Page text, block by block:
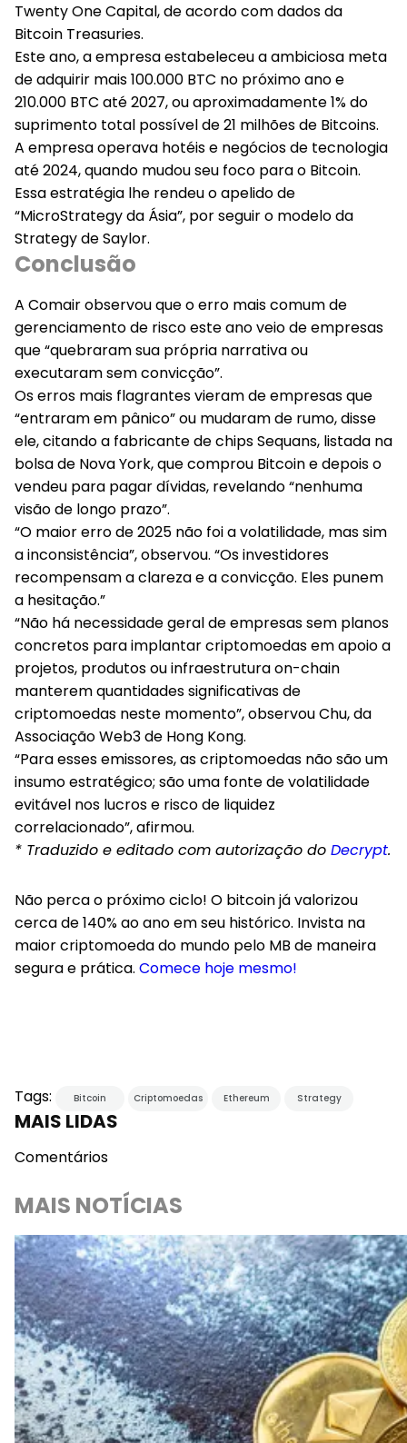
Twenty One Capital, de acordo com dados da
Bitcoin Treasuries.
Este ano, a empresa estabeleceu a ambiciosa meta
de adquirir mais 100.000 BTC no próximo ano e
210.000 BTC até 2027, ou aproximadamente 1% do
suprimento total possível de 21 milhões de Bitcoins.
A empresa operava hotéis e negócios de tecnologia
até 2024, quando mudou seu foco para o Bitcoin.
Essa estratégia lhe rendeu o apelido de
“MicroStrategy da Ásia”, por seguir o modelo da
Strategy de Saylor.
Conclusão
A Comair observou que o erro mais comum de
gerenciamento de risco este ano veio de empresas
que “quebraram sua própria narrativa ou
executaram sem convicção”.
Os erros mais flagrantes vieram de empresas que
“entraram em pânico” ou mudaram de rumo, disse
ele, citando a fabricante de chips Sequans, listada na
bolsa de Nova York, que comprou Bitcoin e depois o
vendeu para pagar dívidas, revelando “nenhuma
visão de longo prazo”.
“O maior erro de 2025 não foi a volatilidade, mas sim
a inconsistência”, observou. “Os investidores
recompensam a clareza e a convicção. Eles punem
a hesitação.”
“Não há necessidade geral de empresas sem planos
concretos para implantar criptomoedas em apoio a
projetos, produtos ou infraestrutura on-chain
manterem quantidades significativas de
criptomoedas neste momento”, observou Chu, da
Associação Web3 de Hong Kong.
“Para esses emissores, as criptomoedas não são um
insumo estratégico; são uma fonte de volatilidade
evitável nos lucros e risco de liquidez
correlacionado”, afirmou.
* Traduzido e editado com autorização do Decrypt.
Não perca o próximo ciclo! O bitcoin já valorizou
cerca de 140% ao ano em seu histórico. Invista na
maior criptomoeda do mundo pelo MB de maneira
segura e prática. Comece hoje mesmo!
Tags: Bitcoin Criptomoedas Ethereum Strategy
MAIS LIDAS
Comentários
MAIS NOTÍCIAS